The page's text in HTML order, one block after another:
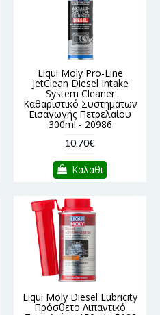
Liqui Moly Pro-Line
JetClean Diesel Intake
System Cleaner
Καθαριστικό Συστημάτων
Εισαγωγής Πετρελαίου
300ml - 20986
10,70€
Καλαθι
Liqui Moly Diesel Lubricity
Πρόσθετο Λιπαντικό